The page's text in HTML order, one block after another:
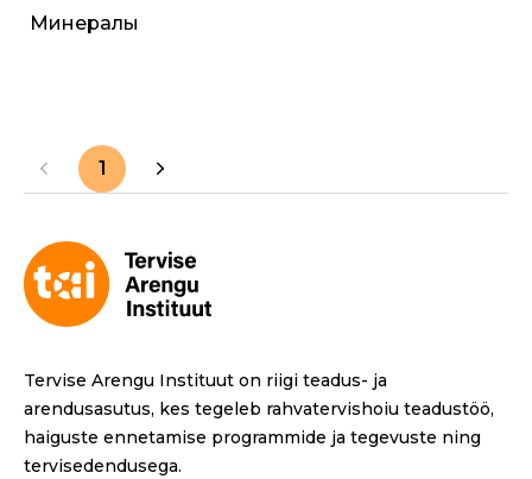
Минералы
1
Tervise Arengu Instituut on riigi teadus- ja
arendusasutus, kes tegeleb rahvatervishoiu teadustöö,
haiguste ennetamise programmide ja tegevuste ning
tervisedendusega.